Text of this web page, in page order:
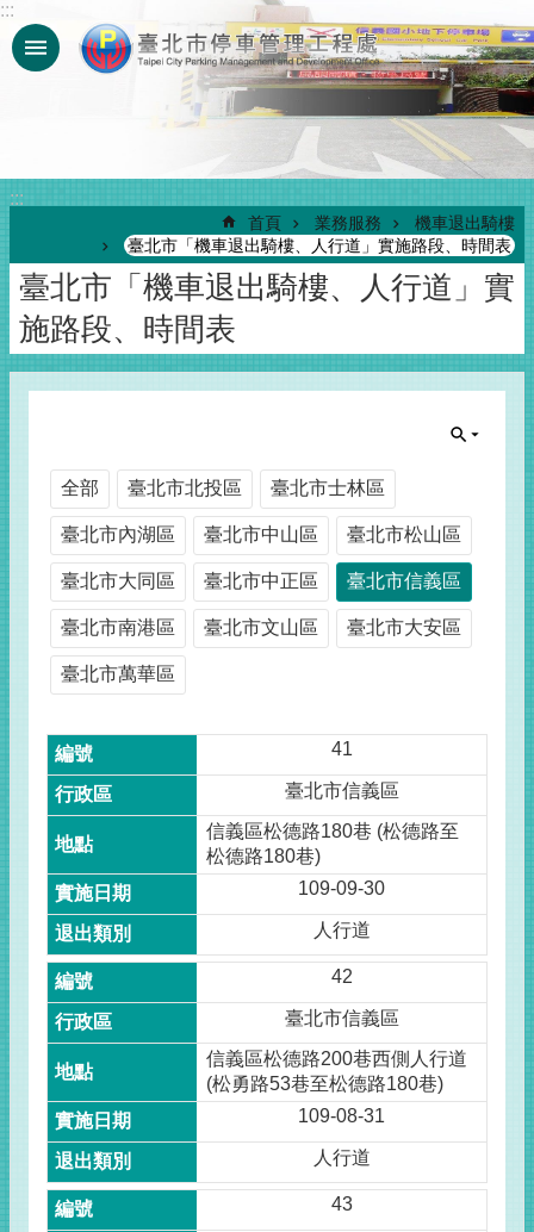
跳到主要內容區塊
:::
:::
首頁 業務服務
機車退出騎樓
臺北市「機車退出騎樓、人行道」實施路段、時間表
臺北市「機車退出騎樓、人行道」實
施路段、時間表
全部 臺北市北投區 臺北市士林區
臺北市內湖區 臺北市中山區 臺北市松山區
臺北市大同區 臺北市中正區 臺北市信義區
臺北市南港區 臺北市文山區 臺北市大安區
臺北市萬華區
41
臺北市信義區
信義區松德路180巷 (松德路至
松德路180巷)
109-09-30
人行道
42
臺北市信義區
信義區松德路200巷西側人行道
(松勇路53巷至松德路180巷)
109-08-31
人行道
43